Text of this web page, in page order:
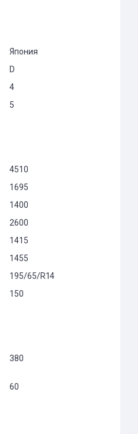
Япония
D
4
5
4510
1695
1400
2600
1415
1455
195/65/R14
150
380
60